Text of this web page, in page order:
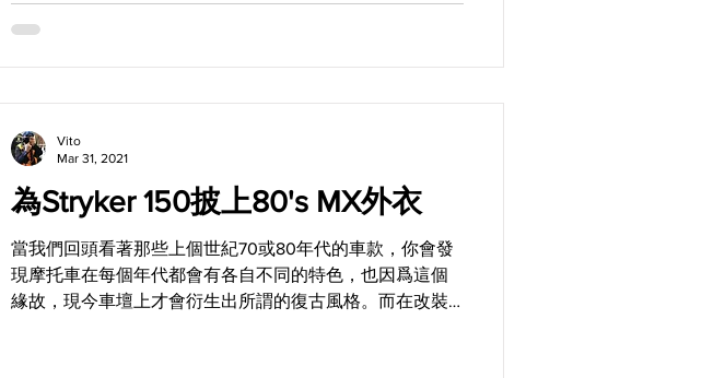
為Stryker 150披上80's MX外衣
當我們回頭看著那些上個世紀70或80年代的車款，你會發
現摩托車在每個年代都會有各自不同的特色，也因爲這個
緣故，現今車壇上才會衍生出所謂的復古風格。而在改裝
Vito
Mar 31, 2021